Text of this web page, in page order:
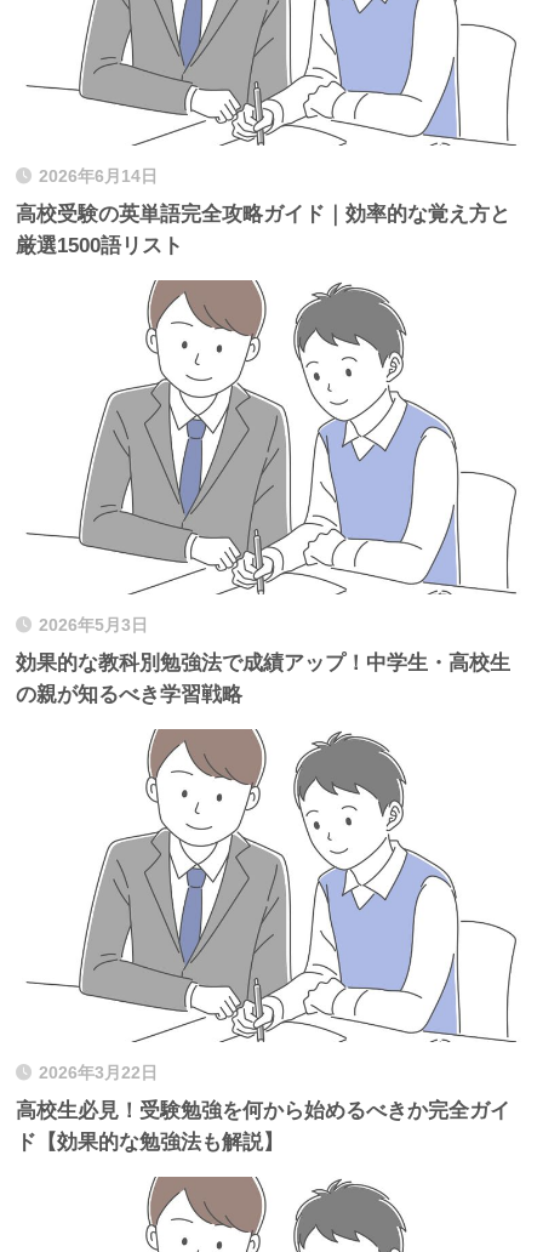
2026年6月14日
高校受験の英単語完全攻略ガイド｜効率的な覚え方と
厳選1500語リスト
2026年5月3日
効果的な教科別勉強法で成績アップ！中学生・高校生
の親が知るべき学習戦略
2026年3月22日
高校生必見！受験勉強を何から始めるべきか完全ガイ
ド【効果的な勉強法も解説】